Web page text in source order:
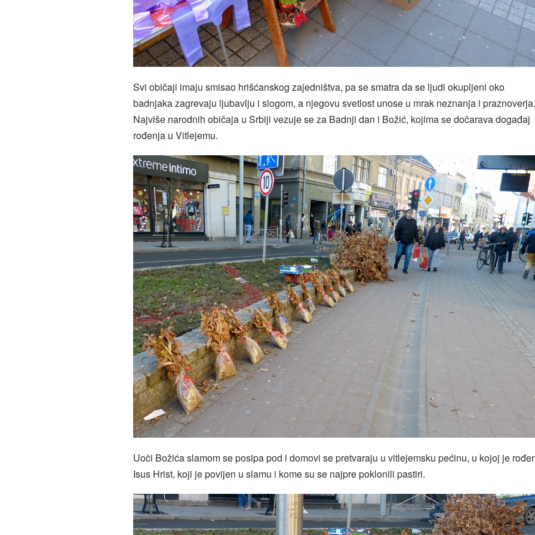
Svi običaji imaju smisao hrišćanskog zajedništva, pa se smatra da se ljudi okupljeni oko
badnjaka zagrevaju ljubavlju i slogom, a njegovu svetlost unose u mrak neznanja i praznoverja.
Najviše narodnih običaja u Srbiji vezuje se za Badnji dan i Božić, kojima se dočarava događaj
rođenja u Vitlejemu.
Uoči Božića slamom se posipa pod i domovi se pretvaraju u vitlejemsku pećinu, u kojoj je
Isus Hrist, koji je povijen u slamu i kome su se najpre poklonili pastiri.